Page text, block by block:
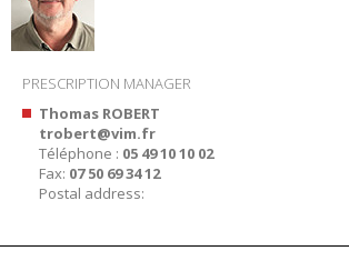
PRESCRIPTION MANAGER
Thomas ROBERT
trobert@vim.fr
Téléphone : 05 49 10 10 02
Fax: 07 50 69 34 12
Postal address: